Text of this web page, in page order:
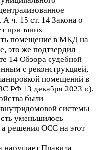
ч. 15 ст. 14 Закона о
при таких
помещение в МКД на
это же подтвердил
14 Обзора судебной
с реконструкцией,
помещений в
РФ 13 декабря 2023 г.),
были
системы
уменьшилось
решения ОСС на этот
нарушает Правила